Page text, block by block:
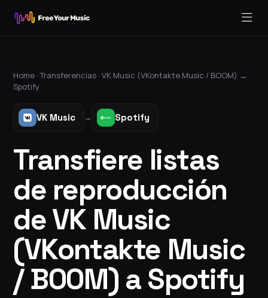
Home ·Transferencias · VK Music (VKontakte Music / BOOM) →
Spotify
VK Music → Spotify
Transfiere listas
de reproducción
de VK Music
(VKontakte Music
/ BOOM) a Spotify